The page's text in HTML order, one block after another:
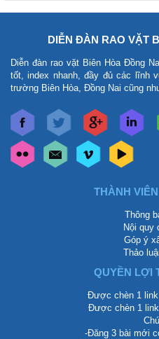
DIỄN ĐÀN RAO VẶT
Diễn đàn rao vặt Biên Hòa Đồng
tốt, index nhanh, đầy đủ các lĩnh
trường Biên Hòa, Đồng Nai cũng
THÀNH
Thông
Nội quy
Góp ý
Thảo
QUYỀN LỢI
Được chèn 1
Được chèn 1
-Đăng 3 bài mới